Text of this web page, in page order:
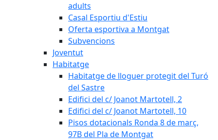
adults
Casal Esportiu d'Estiu
Oferta esportiva a Montgat
Subvencions
Joventut
Habitatge
Habitatge de lloguer protegit del Turó
del Sastre
Edifici del c/ Joanot Martotell, 2
Edifici del c/ Joanot Martotell, 10
Pisos dotacionals Ronda 8 de març,
97B del Pla de Montgat